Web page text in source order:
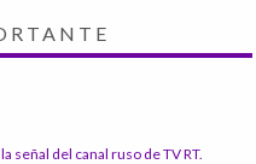
señal del canal ruso de TV RT.